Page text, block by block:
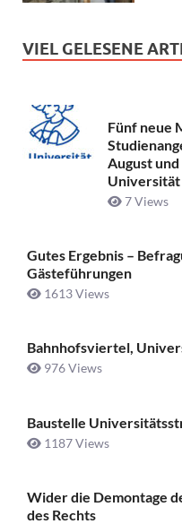
VIEL GELESENE
Fünf neue
August
Universität
7 Views
Gutes Ergebnis –
Gästeführungen
1613 Views
Bahnhofsviertel,
976 Views
Baustelle
1187 Views
Wider die Demontage
des Rechts